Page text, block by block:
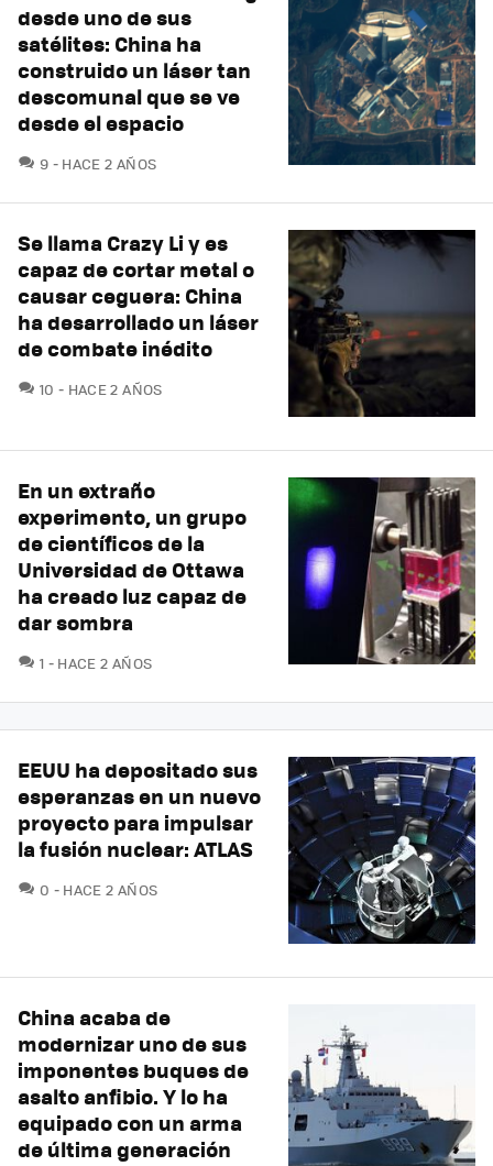
desde uno de sus
satélites: China ha
construido un láser tan
descomunal que se ve
desde el espacio
9 COMENTARIOS
HACE 2 AÑOS
Se llama Crazy Li y es
capaz de cortar metal o
causar ceguera: China
ha desarrollado un láser
de combate inédito
10 COMENTARIOS
HACE 2 AÑOS
En un extraño
experimento, un grupo
de científicos de la
Universidad de Ottawa
ha creado luz capaz de
dar sombra
1 COMENTARIOS
HACE 2 AÑOS
EEUU ha depositado sus
esperanzas en un nuevo
proyecto para impulsar
la fusión nuclear: ATLAS
0 COMENTARIOS
HACE 2 AÑOS
China acaba de
modernizar uno de sus
imponentes buques de
asalto anfibio. Y lo ha
equipado con un arma
de última generación